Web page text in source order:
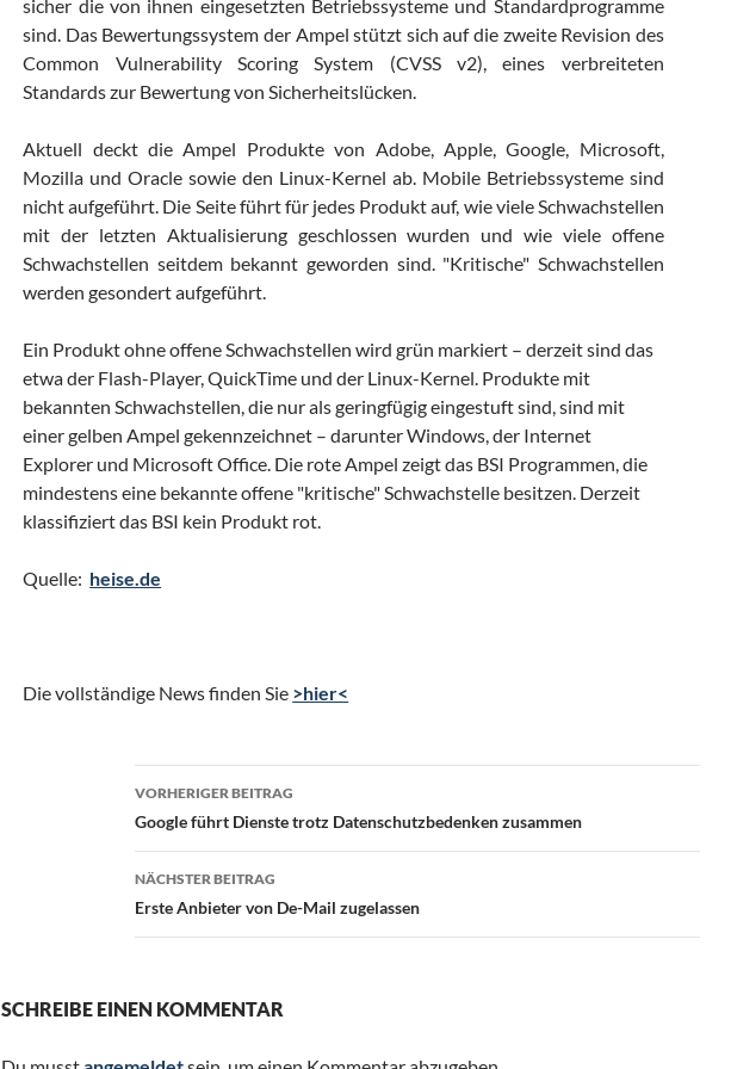
sicher die von ihnen eingesetzten Betriebssysteme und Standardprogramme
sind. Das Bewertungssystem der Ampel stützt sich auf die zweite Revision des
Common Vulnerability Scoring System (CVSS v2), eines verbreiteten
Standards zur Bewertung von Sicherheitslücken.
Aktuell deckt die Ampel Produkte von Adobe, Apple, Google, Microsoft,
Mozilla und Oracle sowie den Linux-Kernel ab. Mobile Betriebssysteme sind
nicht aufgeführt. Die Seite führt für jedes Produkt auf, wie viele Schwachstellen
mit der letzten Aktualisierung geschlossen wurden und wie viele offene
Schwachstellen seitdem bekannt geworden sind. "Kritische" Schwachstellen
werden gesondert aufgeführt.
Ein Produkt ohne offene Schwachstellen wird grün markiert – derzeit sind das
etwa der Flash-Player, QuickTime und der Linux-Kernel. Produkte mit
bekannten Schwachstellen, die nur als geringfügig eingestuft sind, sind mit
einer gelben Ampel gekennzeichnet – darunter Windows, der Internet
Explorer und Microsoft Office. Die rote Ampel zeigt das BSI Programmen, die
mindestens eine bekannte offene "kritische" Schwachstelle besitzen. Derzeit
klassifiziert das BSI kein Produkt rot.
Quelle: heise.de
Die vollständige News finden Sie >hier<
Beitragsnavigation
VORHERIGER BEITRAG
Google führt Dienste trotz Datenschutzbedenken zusammen
NÄCHSTER BEITRAG
Erste Anbieter von De-Mail zugelassen
SCHREIBE EINEN KOMMENTAR